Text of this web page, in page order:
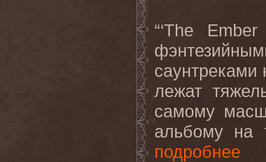
“‘The
Ember
саунтреками
лежат
самому
альбому на
подробнее